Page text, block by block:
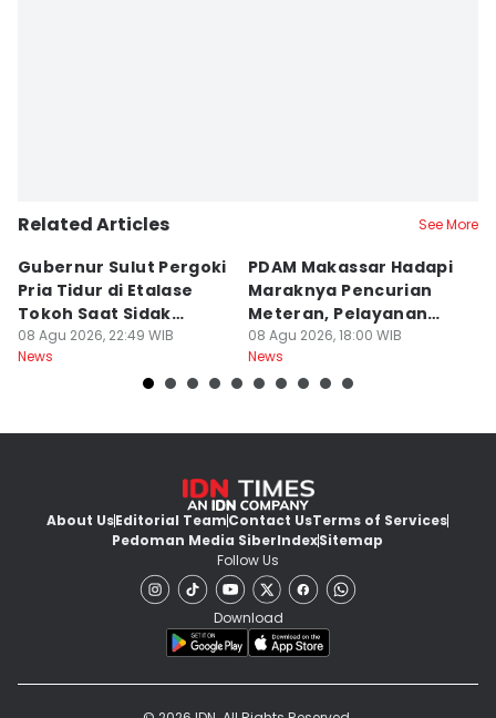
Related Articles See More
Gubernur Sulut Pergoki
Pria Tidur di Etalase
Tokoh Saat Sidak
Gedung
08 Agu 2026, 22:49 WIB
News
PDAM Makassar Hadapi
Maraknya Pencurian
Meteran, Pelayanan
Ikut Terdampak
08 Agu 2026, 18:00 WIB
News
About UsEditorial TeamContact UsTerms of Services
Pedoman Media SiberIndexSitemap
Follow Us
Download